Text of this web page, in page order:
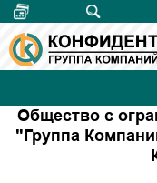
Общество с
"Группа